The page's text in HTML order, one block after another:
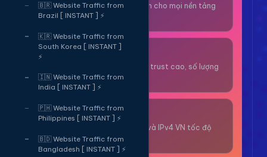
🇧🇷 Website Traffic from
Brazil [ INSTANT ] ⚡
🇰🇷 Website Traffic from
South Korea [ INSTANT ]
⚡
🇮🇳 Website Traffic from
India [ INSTANT ] ⚡
🇵🇭 Website Traffic from
Philippines [ INSTANT ] ⚡
🇧🇩 Website Traffic from
Bangladesh [ INSTANT ] ⚡
Nhận code xác minh cho mọi nền tảng
tức thì.
OTP/Mua Gmail
Tài khoản gmail cổ, trust cao, số lượng
lớn.
Thuê Proxy
Proxy dân cư xoay và IPv4 VN tốc độ
cao.